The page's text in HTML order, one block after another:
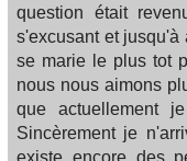
question était
s'excusant et jusqu'à
se marie le plus tot
nous nous aimons
que actuellement
Sincèrement je
existe encore des